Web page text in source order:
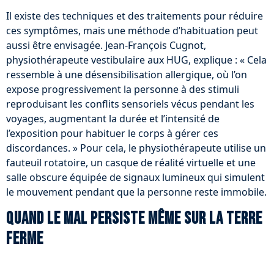
Il existe des techniques et des traitements pour réduire
ces symptômes, mais une méthode d’habituation peut
aussi être envisagée. Jean-François Cugnot,
physiothérapeute vestibulaire aux HUG, explique : « Cela
ressemble à une désensibilisation allergique, où l’on
expose progressivement la personne à des stimuli
reproduisant les conflits sensoriels vécus pendant les
voyages, augmentant la durée et l’intensité de
l’exposition pour habituer le corps à gérer ces
discordances. » Pour cela, le physiothérapeute utilise un
fauteuil rotatoire, un casque de réalité virtuelle et une
salle obscure équipée de signaux lumineux qui simulent
le mouvement pendant que la personne reste immobile.
Quand le mal persiste même sur la terre
ferme